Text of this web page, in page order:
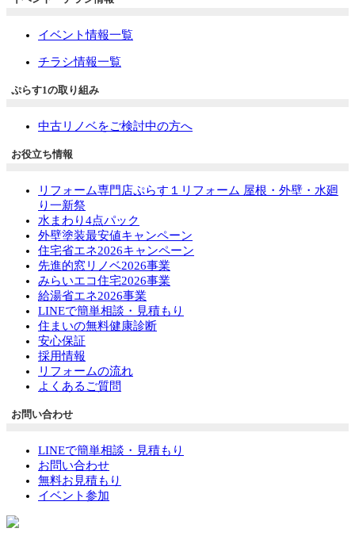
イベント情報一覧
チラシ情報一覧
ぷらす1の取り組み
中古リノベをご検討中の方へ
お役立ち情報
リフォーム専門店ぷらす１リフォーム 屋根・外壁・水廻
り一新祭
水まわり4点パック
外壁塗装最安値キャンペーン
住宅省エネ2026キャンペーン
先進的窓リノベ2026事業
みらいエコ住宅2026事業
給湯省エネ2026事業
LINEで簡単相談・見積もり
住まいの無料健康診断
安心保証
採用情報
リフォームの流れ
よくあるご質問
お問い合わせ
LINEで簡単相談・見積もり
お問い合わせ
無料お見積もり
イベント参加